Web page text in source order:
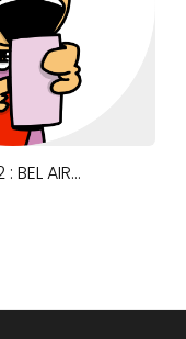
BEL AIR…